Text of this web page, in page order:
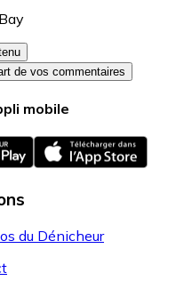
de vos commentaires
mobile
du Dénicheur